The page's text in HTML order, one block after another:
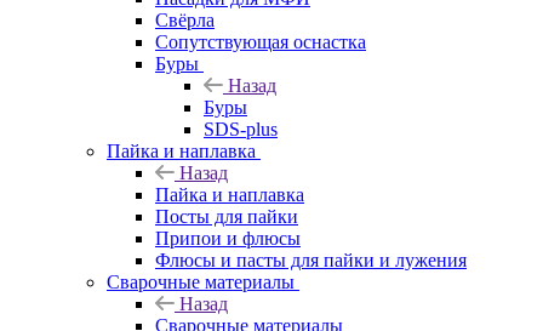
Свёрла
Сопутствующая оснастка
Буры
Назад
Буры
SDS-plus
Пайка и наплавка
Назад
Пайка и наплавка
Посты для пайки
Припои и флюсы
Флюсы и пасты для пайки и лужения
Сварочные материалы
Назад
Сварочные материалы